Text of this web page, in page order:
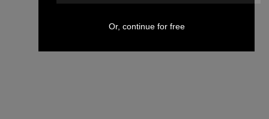
Or, continue for free